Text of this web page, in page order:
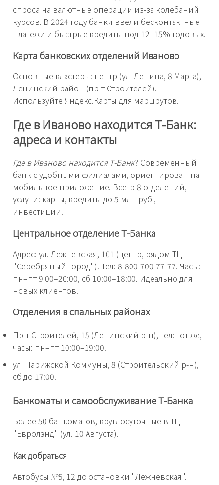
спроса на валютные операции из-за колебаний
курсов. В 2024 году банки ввели бесконтактные
платежи и быстрые кредиты под 12–15% годовых.
Карта банковских отделений Иваново
Основные кластеры: центр (ул. Ленина, 8 Марта),
Ленинский район (пр-т Строителей).
Используйте Яндекс.Карты для маршрутов.
Где в Иваново находится Т-Банк:
адреса и контакты
Где в Иваново находится Т-Банк? Современный
банк с удобными филиалами, ориентирован на
мобильное приложение. Всего 8 отделений,
услуги: карты, кредиты до 5 млн руб.,
инвестиции.
Центральное отделение Т-Банка
Адрес: ул. Лежневская, 101 (центр, рядом ТЦ
"Серебряный город"). Тел: 8-800-700-77-77. Часы:
пн–пт 9:00–20:00, сб 10:00–18:00. Идеально для
новых клиентов.
Отделения в спальных районах
Пр-т Строителей, 15 (Ленинский р-н), тел: тот же,
часы: пн–пт 10:00–19:00.
ул. Парижской Коммуны, 8 (Строительский р-н),
сб до 17:00.
Банкоматы и самообслуживание Т-Банка
Более 50 банкоматов, круглосуточные в ТЦ
"Евролэнд" (ул. 10 Августа).
Как добраться
Автобусы №5, 12 до остановки "Лежневская".